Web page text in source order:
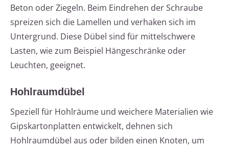
Beton oder Ziegeln. Beim Eindrehen der Schraube
spreizen sich die Lamellen und verhaken sich im
Untergrund. Diese Dübel sind für mittelschwere
Lasten, wie zum Beispiel Hängeschränke oder
Leuchten, geeignet.
Hohlraumdübel
Speziell für Hohlräume und weichere Materialien wie
Gipskartonplatten entwickelt, dehnen sich
Hohlraumdübel aus oder bilden einen Knoten, um